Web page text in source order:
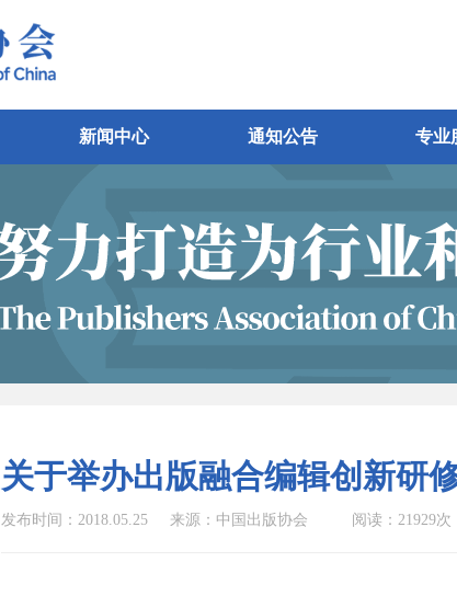
新闻中心 通知公告 专业
关于举办出版融合编辑创新研
发布时间：2018.05.25 来源：中国出版协会 阅读：21929次